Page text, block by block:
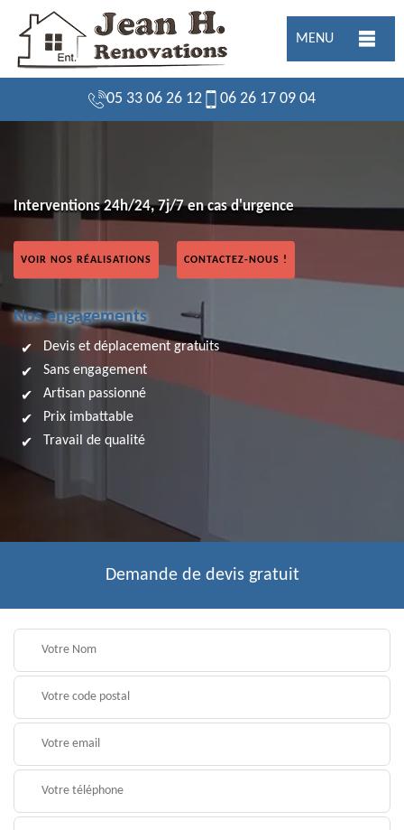
MENU
05 33 06 26 12 06 26 17 09 04
Interventions 24h/24, 7j/7 en cas d'urgence
VOIR NOS RÉALISATIONS CONTACTEZ-NOUS !
Nos engagements
Devis et déplacement gratuits
Sans engagement
Artisan passionné
Prix imbattable
Travail de qualité
Demande de devis gratuit